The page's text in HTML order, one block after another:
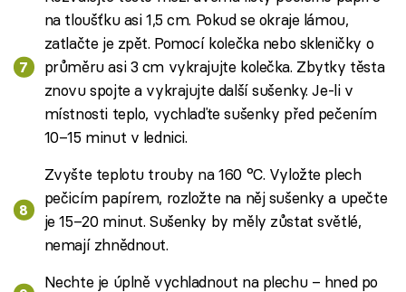
na tloušťku asi 1,5 cm. Pokud se okraje lámou,
zatlačte je zpět. Pomocí kolečka nebo skleničky o
průměru asi 3 cm vykrajujte kolečka. Zbytky těsta
znovu spojte a vykrajujte další sušenky. Je-li v
místnosti teplo, vychlaďte sušenky před pečením
10–15 minut v lednici.
Zvyšte teplotu trouby na 160 °C. Vyložte plech
pečicím papírem, rozložte na něj sušenky a upečte
je 15–20 minut. Sušenky by měly zůstat světlé,
nemají zhnědnout.
Nechte je úplně vychladnout na plechu – hned po